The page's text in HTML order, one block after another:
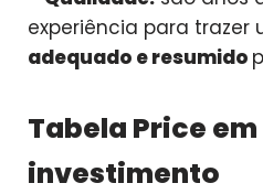
experiência para trazer
adequado e resumido
Tabela Price
investimento